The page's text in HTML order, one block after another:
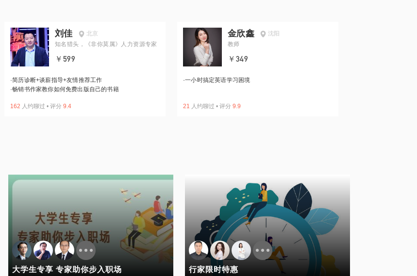
刘佳
北京
知名猎头，《非你莫属》人力资源专家
￥599
·简历诊断+谈薪指导+友情推荐工作
·畅销书作家教你如何免费出版自己的书籍
162 人约聊过 • 评分 9.4
金欣鑫
沈阳
教师
￥349
·一小时搞定英语学习困境
21 人约聊过 • 评分 9.9
大学生专享 专家助你步入职场 行家限时特惠